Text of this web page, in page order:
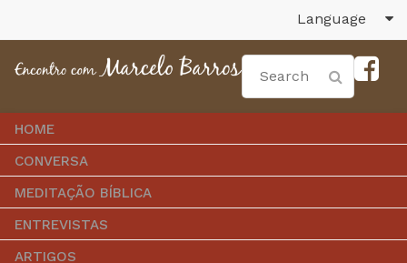
Language
HOME
CONVERSA
MEDITAÇÃO BÍBLICA
ENTREVISTAS
ARTIGOS